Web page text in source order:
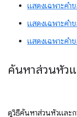
แสดงเฉพาะค
แสดงเฉพาะคำ
แสดงเฉพาะคำ
ค้นหาส่วนหัว
ดูวิธีค้นหาส่วนหัวและ